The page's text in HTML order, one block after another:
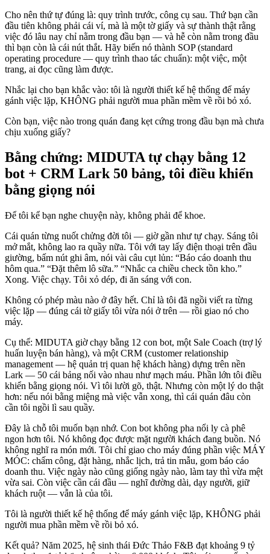
Cho nên thứ tự đúng là: quy trình trước, công cụ sau. Thứ bạn cần
đầu tiên không phải cái ví, mà là một tờ giấy và sự thành thật rằng
việc đó lâu nay chỉ nằm trong đầu bạn — và hễ còn nằm trong đầu
thì bạn còn là cái nút thắt. Hãy biến nó thành SOP (standard
operating procedure — quy trình thao tác chuẩn): một việc, một
trang, ai đọc cũng làm được.
Nhắc lại cho bạn khắc vào: tôi là người thiết kế hệ thống để máy
gánh việc lặp, KHÔNG phải người mua phần mềm về rồi bỏ xó.
Còn bạn, việc nào trong quán đang kẹt cứng trong đầu bạn mà chưa
chịu xuống giấy?
Bằng chứng: MIDUTA tự chạy bằng 12
bot + CRM Lark 50 bảng, tôi điều khiển
bằng giọng nói
Để tôi kể bạn nghe chuyện này, không phải để khoe.
Cái quán từng nuốt chửng đời tôi — giờ gần như tự chạy. Sáng tôi
mở mắt, không lao ra quầy nữa. Tôi với tay lấy điện thoại trên đầu
giường, bấm nút ghi âm, nói vài câu cụt lủn: “Báo cáo doanh thu
hôm qua.” “Đặt thêm lô sữa.” “Nhắc ca chiều check tồn kho.”
Xong. Việc chạy. Tôi xỏ dép, đi ăn sáng với con.
Không có phép màu nào ở đây hết. Chỉ là tôi đã ngồi viết ra từng
việc lặp — đúng cái tờ giấy tôi vừa nói ở trên — rồi giao nó cho
máy.
Cụ thể: MIDUTA giờ chạy bằng 12 con bot, một Sale Coach (trợ lý
huấn luyện bán hàng), và một CRM (customer relationship
management — hệ quản trị quan hệ khách hàng) dựng trên nền
Lark — 50 cái bảng nối vào nhau như mạch máu. Phần lớn tôi điều
khiển bằng giọng nói. Vì tôi lười gõ, thật. Nhưng còn một lý do thật
hơn: nếu nói bằng miệng mà việc vẫn xong, thì cái quán đâu còn
cần tôi ngồi lì sau quầy.
Đây là chỗ tôi muốn bạn nhớ. Con bot không pha nổi ly cà phê
ngon hơn tôi. Nó không đọc được mặt người khách đang buồn. Nó
không nghĩ ra món mới. Tôi chỉ giao cho máy đúng phần việc MÁY
MÓC: chấm công, đặt hàng, nhắc lịch, trả tin mẫu, gom báo cáo
doanh thu. Việc ngày nào cũng giống ngày nào, làm tay thì vừa mệt
vừa sai. Còn việc cần cái đầu — nghĩ đường dài, dạy người, giữ
khách ruột — vẫn là của tôi.
Tôi là người thiết kế hệ thống để máy gánh việc lặp, KHÔNG phải
người mua phần mềm về rồi bỏ xó.
Kết quả? Năm 2025, hệ sinh thái Đức Thảo F&B đạt khoảng 9 tỷ